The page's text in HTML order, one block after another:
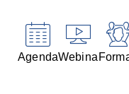
AgendaWebinaires